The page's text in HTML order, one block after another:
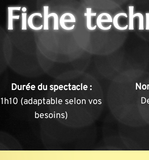
Fiche
Durée du spectacle :
1h10 (adaptable selon vos
besoins)